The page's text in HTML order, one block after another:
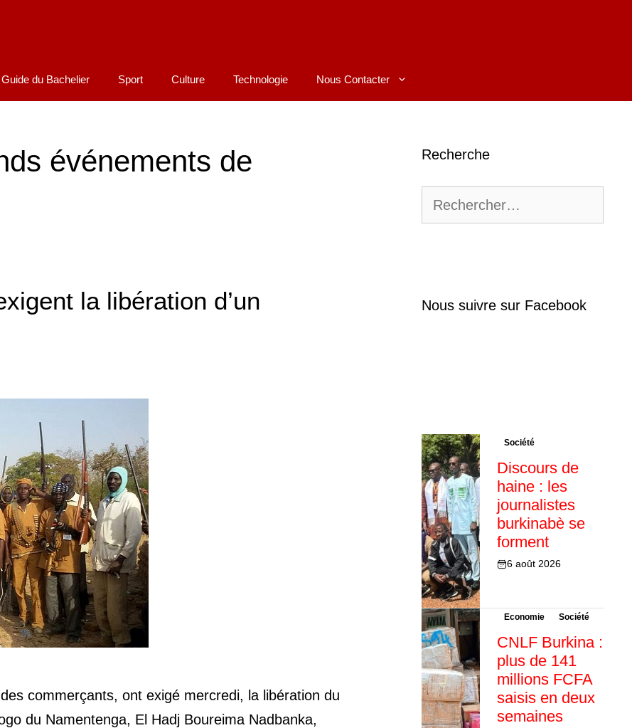
Guide du Bachelier Sport Culture Technologie Nous Contacter
événements de
la libération d’un
commerçants, ont exigé mercredi, la libération du
du Namentenga, El Hadj Boureima Nadbanka,
Recherche
Nous suivre sur Facebook
Société
Discours de
haine : les
journalistes
burkinabè se
forment
6 août 2026
Economie Société
CNLF Burkina :
plus de 141
millions FCFA
saisis en deux
semaines